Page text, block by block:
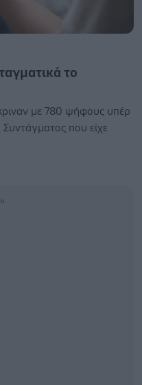
το
με 780 ψήφους υπέρ
που είχε